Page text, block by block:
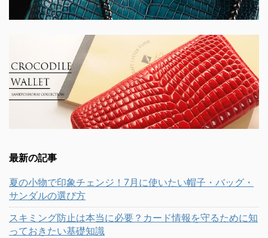
最新の記事
夏の小物で印象チェンジ！7月に使いたい帽子・バッグ・
サンダルの選び方
スキミング防止は本当に必要？カード情報を守るために知
っておきたい基礎知識